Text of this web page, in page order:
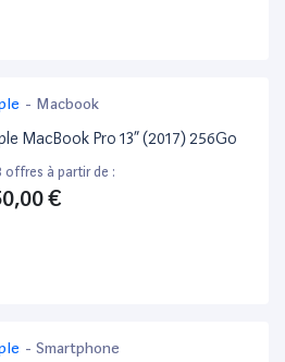
- Macbook
MacBook Pro 13” (2017) 256Go
offres à partir de :
€
- Smartphone